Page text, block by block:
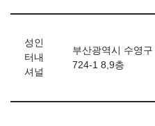
성인
터내
셔널
부산광역시 수영구
724-1 8,9층